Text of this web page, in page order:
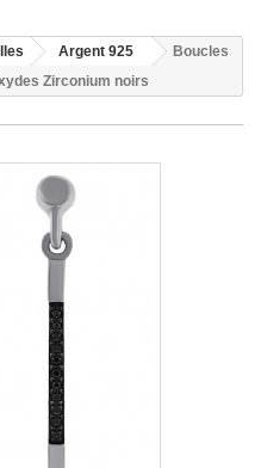
Argent 925
Boucles
Zirconium noirs